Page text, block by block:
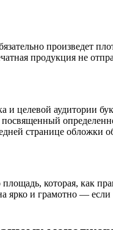
произведет
продукция не
и целевой аудитории
странице
которая, как
ярко и грамотно —